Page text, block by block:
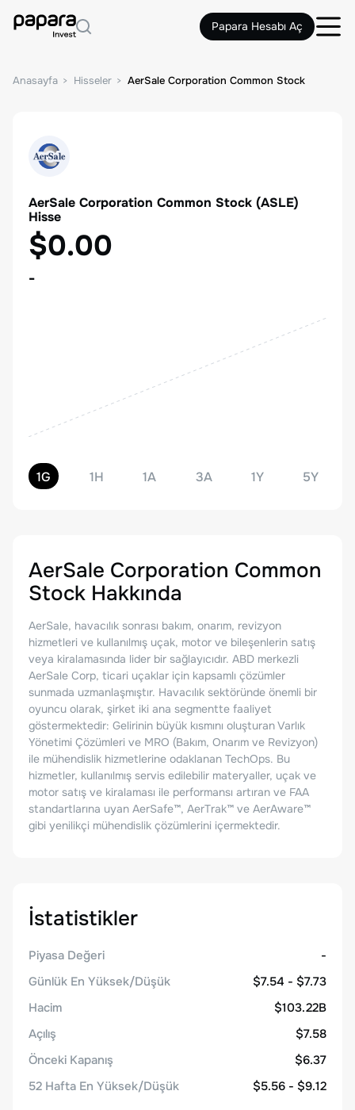
Papara Hesabı Aç
Anasayfa Hisseler AerSale Corporation Common Stock
AerSale Corporation Common Stock (ASLE)
Hisse
$0.00
-
1G 1H 1A 3A 1Y 5Y
AerSale Corporation Common
Stock Hakkında
AerSale, havacılık sonrası bakım, onarım, revizyon
hizmetleri ve kullanılmış uçak, motor ve bileşenlerin satış
veya kiralamasında lider bir sağlayıcıdır. ABD merkezli
AerSale Corp, ticari uçaklar için kapsamlı çözümler
sunmada uzmanlaşmıştır. Havacılık sektöründe önemli bir
oyuncu olarak, şirket iki ana segmentte faaliyet
göstermektedir: Gelirinin büyük kısmını oluşturan Varlık
Yönetimi Çözümleri ve MRO (Bakım, Onarım ve Revizyon)
ile mühendislik hizmetlerine odaklanan TechOps. Bu
hizmetler, kullanılmış servis edilebilir materyaller, uçak ve
motor satış ve kiralaması ile performansı artıran ve FAA
standartlarına uyan AerSafe™, AerTrak™ ve AerAware™
gibi yenilikçi mühendislik çözümlerini içermektedir.
İstatistikler
Piyasa Değeri
-
Günlük En Yüksek/Düşük
$7.54 - $7.73
Hacim
$103.22B
Açılış
$7.58
Önceki Kapanış
$6.37
52 Hafta En Yüksek/Düşük
$5.56 - $9.12